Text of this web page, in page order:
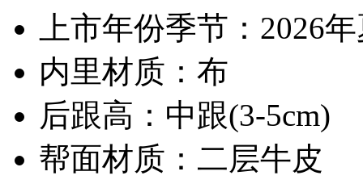
上市年份季节：2026
内里材质：布
后跟高：中跟(3-5cm)
帮面材质：二层牛皮